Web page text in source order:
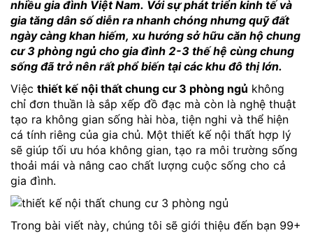
nhiều gia đình Việt Nam. Với sự phát triển kinh tế và
gia tăng dân số diễn ra nhanh chóng nhưng quỹ đất
ngày càng khan hiếm, xu hướng sở hữu căn hộ chung
cư 3 phòng ngủ cho gia đình 2-3 thế hệ cùng chung
sống đã trở nên rất phổ biến tại các khu đô thị lớn.
Việc thiết kế nội thất chung cư 3 phòng ngủ không
chỉ đơn thuần là sắp xếp đồ đạc mà còn là nghệ thuật
tạo ra không gian sống hài hòa, tiện nghi và thể hiện
cá tính riêng của gia chủ. Một thiết kế nội thất hợp lý
sẽ giúp tối ưu hóa không gian, tạo ra môi trường sống
thoải mái và nâng cao chất lượng cuộc sống cho cả
gia đình.
Trong bài viết này, chúng tôi sẽ giới thiệu đến bạn 99+